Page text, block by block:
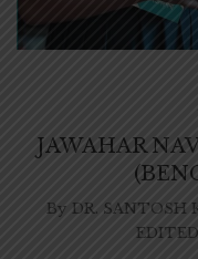
JAWAHAR
By DR. SANTOSH